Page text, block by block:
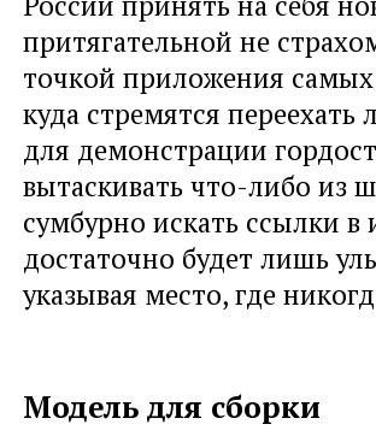
притягательной не
точкой приложения
куда стремятся
для демонстрации
вытаскивать что-либо из
сумбурно искать ссылки
достаточно будет лишь
указывая место, где
Модель для сборки